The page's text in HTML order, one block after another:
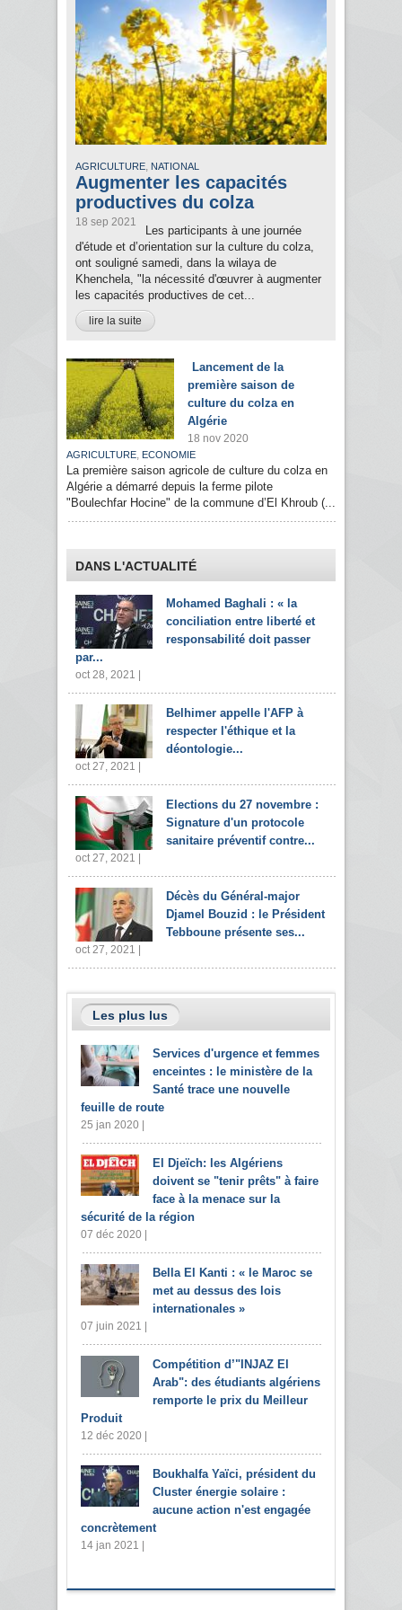
AGRICULTURE, NATIONAL
Augmenter les capacités
productives du colza
18 sep 2021
Les participants à une journée
d'étude et d’orientation sur la culture du colza,
ont souligné samedi, dans la wilaya de
Khenchela, "la nécessité d'œuvrer à augmenter
les capacités productives de cet...
lire la suite
Lancement de la
première saison de
culture du colza en
Algérie
18 nov 2020
AGRICULTURE, ECONOMIE
La première saison agricole de culture du colza en
Algérie a démarré depuis la ferme pilote
"Boulechfar Hocine" de la commune d’El Khroub (...
DANS L'ACTUALITÉ
Mohamed Baghali : « la
conciliation entre liberté et
responsabilité doit passer
par...
oct 28, 2021 |
Belhimer appelle l'AFP à
respecter l'éthique et la
déontologie...
oct 27, 2021 |
Elections du 27 novembre :
Signature d'un protocole
sanitaire préventif contre...
oct 27, 2021 |
Décès du Général-major
Djamel Bouzid : le Président
Tebboune présente ses...
oct 27, 2021 |
Les plus lus
Services d'urgence et femmes
enceintes : le ministère de la
Santé trace une nouvelle
feuille de route
25 jan 2020 |
El Djeïch: les Algériens
doivent se "tenir prêts" à faire
face à la menace sur la
sécurité de la région
07 déc 2020 |
Bella El Kanti : « le Maroc se
met au dessus des lois
internationales »
07 juin 2021 |
Compétition d’"INJAZ El
Arab": des étudiants algériens
remporte le prix du Meilleur
Produit
12 déc 2020 |
Boukhalfa Yaïci, président du
Cluster énergie solaire :
aucune action n'est engagée
concrètement
14 jan 2021 |